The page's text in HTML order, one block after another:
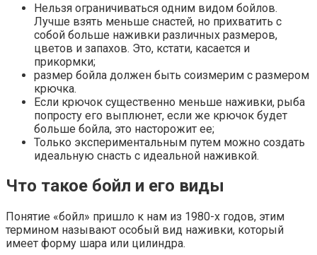
Нельзя ограничиваться одним видом бойлов.
Лучше взять меньше снастей, но прихватить с
собой больше наживки различных размеров,
цветов и запахов. Это, кстати, касается и
прикормки;
размер бойла должен быть соизмерим с размером
крючка.
Если крючок существенно меньше наживки, рыба
попросту его выплюнет, если же крючок будет
больше бойла, это насторожит ее;
Только экспериментальным путем можно создать
идеальную снасть с идеальной наживкой.
Что такое бойл и его виды
Понятие «бойл» пришло к нам из 1980-х годов, этим
термином называют особый вид наживки, который
имеет форму шара или цилиндра.